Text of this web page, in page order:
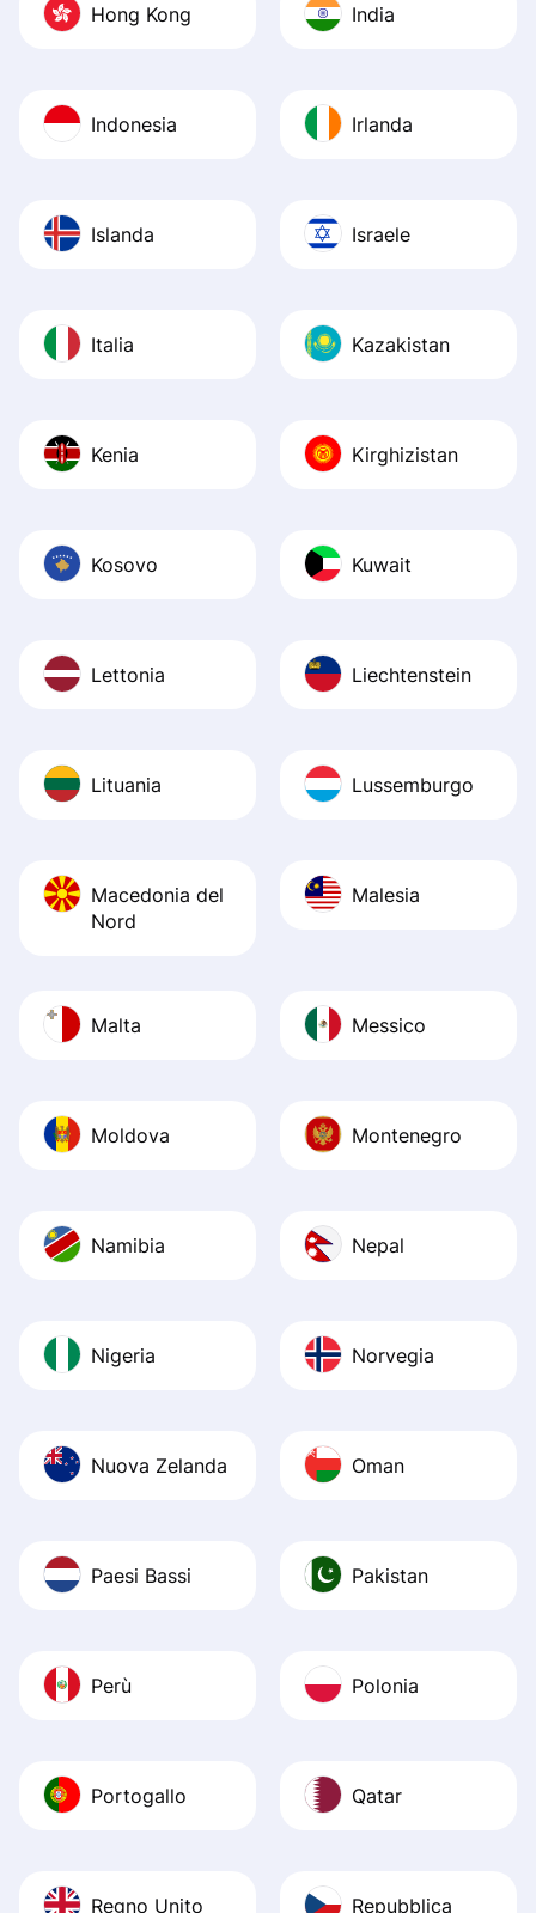
Hong Kong India
Indonesia Irlanda
Islanda Israele
Italia Kazakistan
Kenia Kirghizistan
Kosovo Kuwait
Lettonia Liechtenstein
Lituania Lussemburgo
Macedonia del
Nord
Malesia
Malta Messico
Moldova Montenegro
Namibia Nepal
Nigeria Norvegia
Nuova Zelanda Oman
Paesi Bassi Pakistan
Perù Polonia
Portogallo Qatar
Regno Unito Repubblica